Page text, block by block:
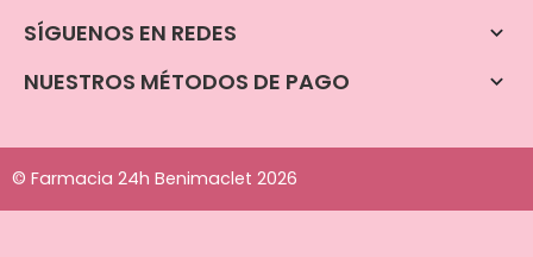
SÍGUENOS EN REDES 
NUESTROS MÉTODOS DE PAGO 
© Farmacia 24h Benimaclet 2026